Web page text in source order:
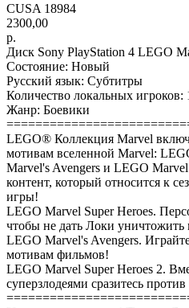
CUSA 18984
2300,00
р.
Диск Sony PlayStation 4 LEGO
Состояние: Новый
Русский язык: Субтитры
Количество локальных игроков:
Жанр: Боевики
LEGO® Коллекция Marvel
мотивам вселенной Marvel:
Marvel's Avengers и LEGO
контент, который относится к
игры!
LEGO Marvel Super Heroes.
чтобы не дать Локи уничтожить
LEGO Marvel's Avengers.
мотивам фильмов!
LEGO Marvel Super Heroes 2.
суперзлодеями сразитесь